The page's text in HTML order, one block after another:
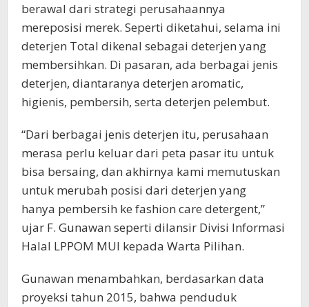
berawal dari strategi perusahaannya
mereposisi merek. Seperti diketahui, selama ini
deterjen Total dikenal sebagai deterjen yang
membersihkan. Di pasaran, ada berbagai jenis
deterjen, diantaranya deterjen aromatic,
higienis, pembersih, serta deterjen pelembut.
“Dari berbagai jenis deterjen itu, perusahaan
merasa perlu keluar dari peta pasar itu untuk
bisa bersaing, dan akhirnya kami memutuskan
untuk merubah posisi dari deterjen yang
hanya pembersih ke fashion care detergent,”
ujar F. Gunawan seperti dilansir Divisi Informasi
Halal LPPOM MUI kepada Warta Pilihan.
Gunawan menambahkan, berdasarkan data
proyeksi tahun 2015, bahwa penduduk